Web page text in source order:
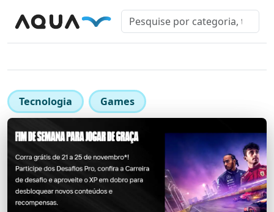
Tecnologia Games